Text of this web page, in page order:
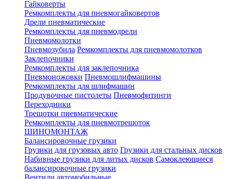
Гайковерты
Ремкомплекты для пневмогайковертов
Дрели пневматические
Ремкомплекты для пневмодрели
Пневмомолотки
Пневмозубила Ремкомплекты для пневмомолотков
Заклепочники
Ремкомплекты для заклепочника
Пневмоножовки Пневмошлифмашины
Ремкомплекты для шлифмашин
Продувочные пистолеты Пневмофитинги
Переходники
Трещотки пневматические
Ремкомплекты для пневмотрещоток
ШИНОМОНТАЖ
Балансировочные грузики
Грузики для грузовых авто Грузики для стальных дисков
Набивные грузики для литых дисков Самоклеющиеся
балансировочные грузики
Вентили автомобильные